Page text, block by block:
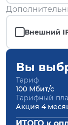
Внешний
Вы
Тариф
100 Мбит/с
Тарифный
Акция 4